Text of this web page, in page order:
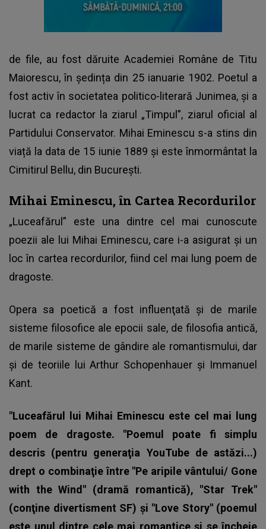
de file, au fost dăruite Academiei Române de Titu
Maiorescu, în ședința din 25 ianuarie 1902. Poetul a
fost activ în societatea politico-literară Junimea, și a
lucrat ca redactor la ziarul „Timpul”, ziarul oficial al
Partidului Conservator. Mihai Eminescu s-a stins din
viață la data de 15 iunie 1889 și este înmormântat la
Cimitirul Bellu, din București.
Mihai Eminescu, în Cartea Recordurilor
„Luceafărul” este una dintre cel mai cunoscute
poezii ale lui Mihai Eminescu, care i-a asigurat și un
loc în cartea recordurilor, fiind cel mai lung poem de
dragoste.
Opera sa poetică a fost influenţată şi de marile
sisteme filosofice ale epocii sale, de filosofia antică,
de marile sisteme de gândire ale romantismului, dar
şi de teoriile lui Arthur Schopenhauer şi Immanuel
Kant.
"Luceafărul lui Mihai Eminescu este cel mai lung
poem de dragoste. "Poemul poate fi simplu
descris (pentru generaţia YouTube de astăzi...)
drept o combinaţie între "Pe aripile vântului/ Gone
with the Wind" (dramă romantică), "Star Trek"
(conţine divertisment SF) şi "Love Story" (poemul
este unul dintre cele mai romantice şi se încheie